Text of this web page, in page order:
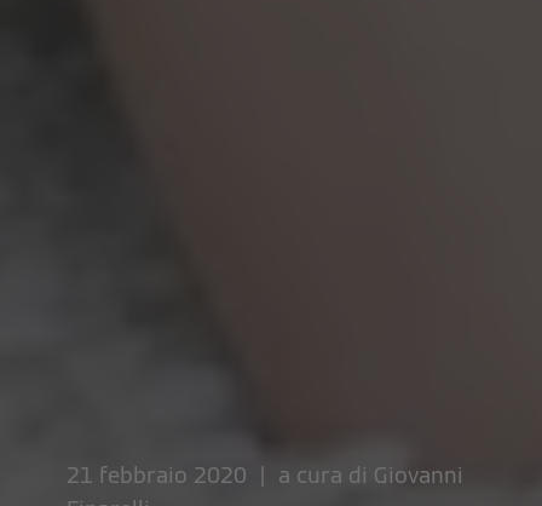
21 febbraio 2020 | a cura di Giovanni